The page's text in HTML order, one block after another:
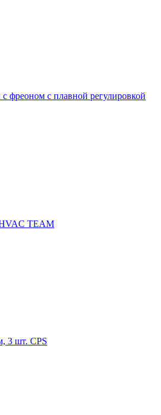
фреоном с плавной регулировкой
TEAM
3 шт. CPS